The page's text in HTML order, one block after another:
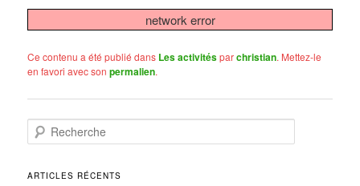
network error
Ce contenu a été publié dans Les activitésparchristian. Mettez-le
en favori avec sonpermalien.
e
h
ARTICLES RÉCENTS